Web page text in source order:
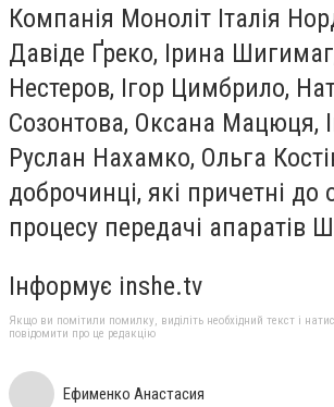
Компанія Моноліт Італія
Давіде Ґреко, Ірина
Нестеров, Ігор Цимбрило,
Созонтова, Оксана Мацюця,
Руслан Нахамко, Ольга
доброчинці, які причетні до
процесу передачі апаратів
Інформує inshe.tv
Якщо ви помітили помилку, виділіть необхідний текст і
повідомити про це редакцію
Ефименко Анастасия